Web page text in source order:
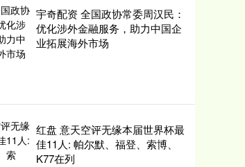
宇奇配资 全国政协常委周汉民：
优化涉外金融服务，助力中国企
业拓展海外市场
红盘 意天空评无缘本届世界杯最
佳11人: 帕尔默、福登、索博、
K77在列